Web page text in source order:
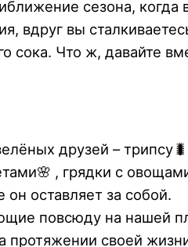
сезона,
вдруг вы
Что ж, давайте
друзей –
, грядки с
оставляет за собой.
повсюду на нашей
протяжении своей